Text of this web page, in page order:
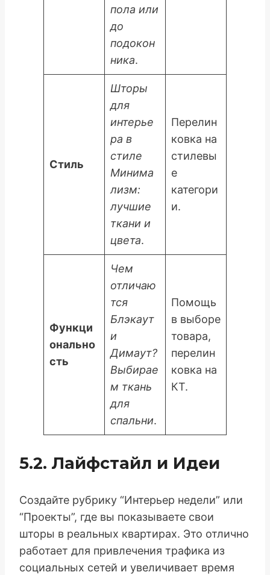
пола или
до
подокон
ника.
Стиль
Шторы
для
интерье
ра в
стиле
Минима
лизм:
лучшие
ткани и
цвета.
Перелин
ковка на
стилевы
е
категори
и.
Функци
онально
сть
Чем
отличаю
тся
Блэкаут
и
Димаут?
Выбирае
м ткань
для
спальни.
Помощь
в выборе
товара,
перелин
ковка на
КТ.
5.2. Лайфстайл и Идеи
Создайте рубрику “Интерьер недели” или
“Проекты”, где вы показываете свои
шторы в реальных квартирах. Это отлично
работает для привлечения трафика из
социальных сетей и увеличивает время